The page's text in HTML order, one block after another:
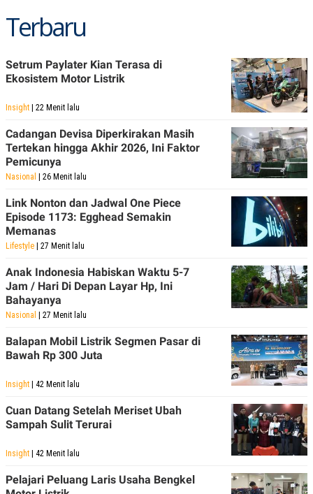
Terbaru
Setrum Paylater Kian Terasa di
Ekosistem Motor Listrik
Insight | 22 Menit lalu
Cadangan Devisa Diperkirakan Masih
Tertekan hingga Akhir 2026, Ini Faktor
Pemicunya
Nasional | 26 Menit lalu
Link Nonton dan Jadwal One Piece
Episode 1173: Egghead Semakin
Memanas
Lifestyle | 27 Menit lalu
Anak Indonesia Habiskan Waktu 5-7
Jam / Hari Di Depan Layar Hp, Ini
Bahayanya
Nasional | 27 Menit lalu
Balapan Mobil Listrik Segmen Pasar di
Bawah Rp 300 Juta
Insight | 42 Menit lalu
Cuan Datang Setelah Meriset Ubah
Sampah Sulit Terurai
Insight | 42 Menit lalu
Pelajari Peluang Laris Usaha Bengkel